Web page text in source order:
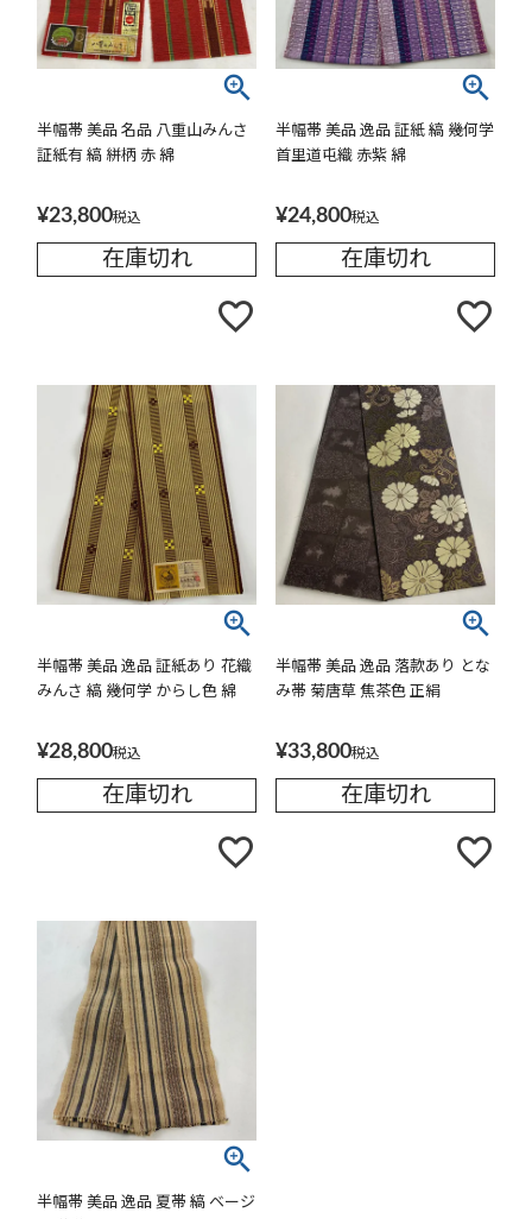
半幅帯 美品 名品 八重山みんさ
証紙有 縞 絣柄 赤 綿
¥23,800税込
在庫切れ
半幅帯 美品 逸品 証紙 縞 幾何学
首里道屯織 赤紫 綿
¥24,800税込
在庫切れ
半幅帯 美品 逸品 証紙あり 花織
みんさ 縞 幾何学 からし色 綿
¥28,800税込
在庫切れ
半幅帯 美品 逸品 落款あり とな
み帯 菊唐草 焦茶色 正絹
¥33,800税込
在庫切れ
半幅帯 美品 逸品 夏帯 縞 ベージ